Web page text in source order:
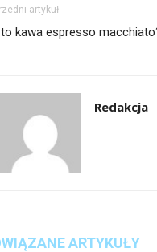
artykuł
kawa espresso
Redakcja
ARTYKUŁY